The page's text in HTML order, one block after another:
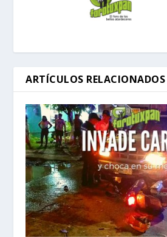
ARTÍCULOS RELACIONADOS